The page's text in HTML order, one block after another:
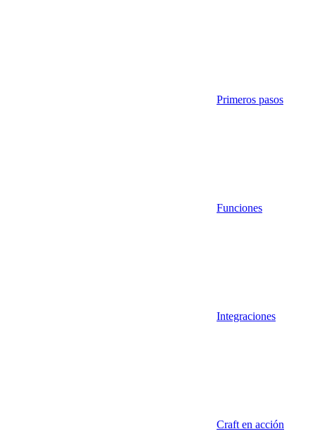
Primeros pasos
Funciones
Integraciones
Craft en acción